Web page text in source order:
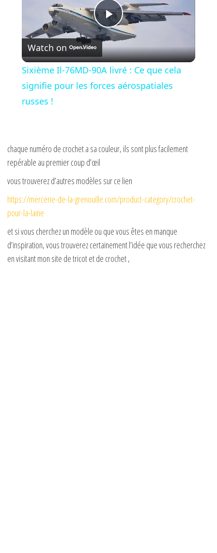
P
l
a
V
d
e
o
Watch on
Sixième Il-76MD-90A livré : Ce que cela
signifie pour les forces aérospatiales
russes !
chaque numéro de crochet a sa couleur, ils sont plus facilement
repérable au premier coup d’œil
vous trouverez d’autres modèles sur ce lien
https://mercerie-de-la-grenouille.com/product-category/crochet-
pour-la-laine
et si vous cherchez un modèle ou que vous êtes en manque
d’inspiration, vous trouverez certainement l’idée que vous recherchez
en visitant mon site de tricot et de crochet ,